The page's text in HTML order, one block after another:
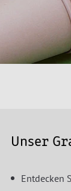
Unser
Entdecken